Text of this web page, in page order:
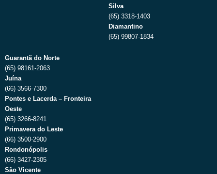
Silva
(65) 3318-1403
Diamantino
(65) 99807-1834
Guarantã do Norte
(65) 98161-2063
Juína
(66) 3566-7300
Pontes e Lacerda – Fronteira
Oeste
(65) 3266-8241
Primavera do Leste
(66) 3500-2900
Rondonópolis
(66) 3427-2305
São Vicente